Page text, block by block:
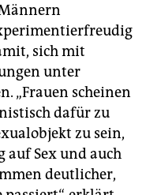
sich mit
unter
„Frauen scheinen
dafür zu
zu sein,
auf Sex und auch
deutlicher,